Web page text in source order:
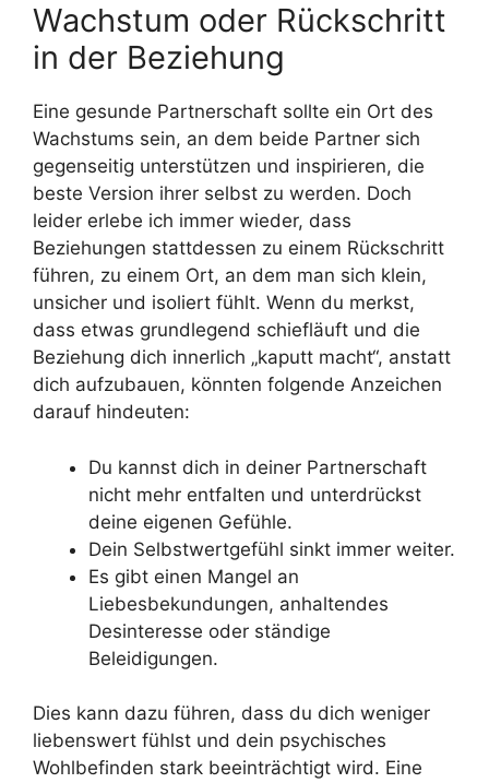
Wachstum oder Rückschritt
in der Beziehung
Eine gesunde Partnerschaft sollte ein Ort des
Wachstums sein, an dem beide Partner sich
gegenseitig unterstützen und inspirieren, die
beste Version ihrer selbst zu werden. Doch
leider erlebe ich immer wieder, dass
Beziehungen stattdessen zu einem Rückschritt
führen, zu einem Ort, an dem man sich klein,
unsicher und isoliert fühlt. Wenn du merkst,
dass etwas grundlegend schiefläuft und die
Beziehung dich innerlich „kaputt macht“, anstatt
dich aufzubauen, könnten folgende Anzeichen
darauf hindeuten:
Du kannst dich in deiner Partnerschaft
nicht mehr entfalten und unterdrückst
deine eigenen Gefühle.
Dein Selbstwertgefühl sinkt immer weiter.
Es gibt einen Mangel an
Liebesbekundungen, anhaltendes
Desinteresse oder ständige
Beleidigungen.
Dies kann dazu führen, dass du dich weniger
liebenswert fühlst und dein psychisches
Wohlbefinden stark beeinträchtigt wird. Eine